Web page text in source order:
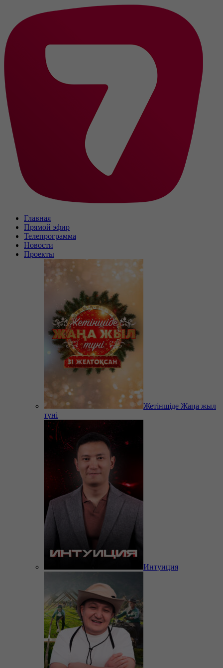
Главная
Прямой эфир
Телепрограмма
Новости
Проекты
Жетіншіде Жаңа жыл
түні
Интуиция